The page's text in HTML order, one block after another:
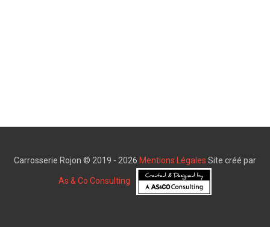
Carrosserie Rojon © 2019 - 2026 Mentions Légales Site créé par
As & Co Consulting